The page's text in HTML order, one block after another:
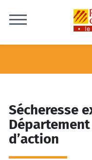
Sécheresse
d’action